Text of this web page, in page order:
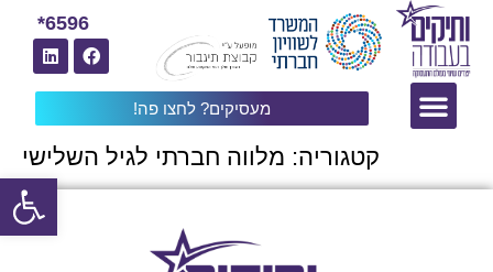
מעסיקים? לחצו פה!
6596*
קטגוריה: מלווה חברתי לגיל השלישי